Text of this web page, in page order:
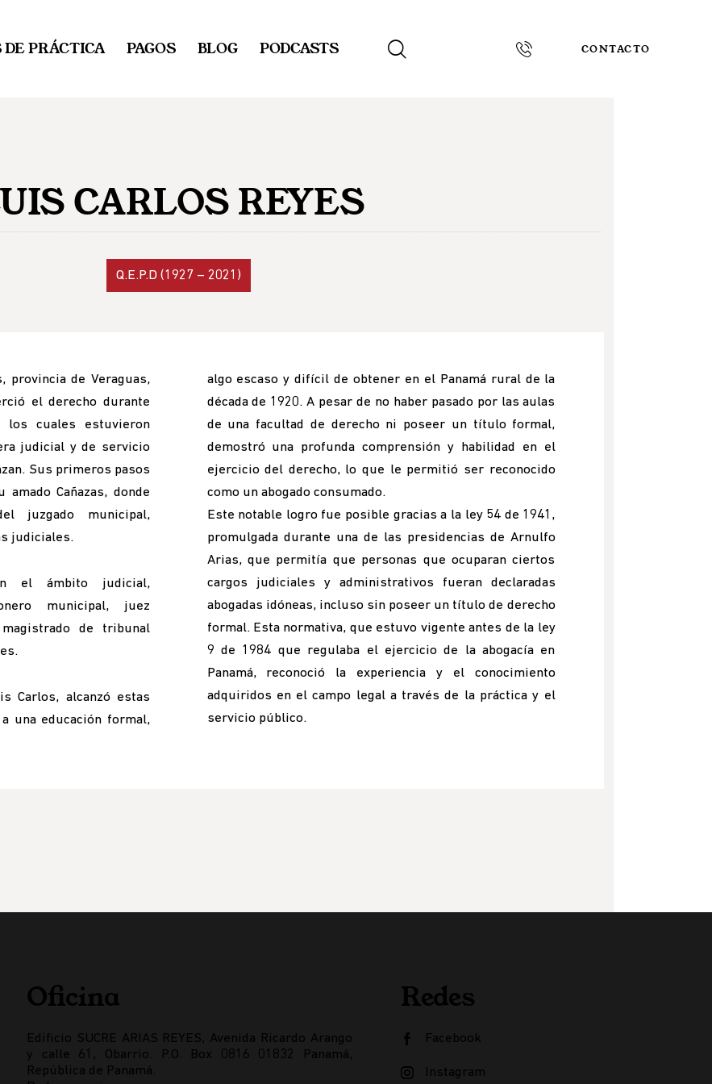
DE PRÁCTICA PAGOS BLOG PODCASTS CONTACTO
CARLOS REYES
Q.E.P.D (1927 – 2021)
provincia de Veraguas,
el derecho durante
cuales estuvieron
judicial y de servicio
Sus primeros pasos
Cañazas, donde
juzgado municipal,
judiciales.
el ámbito judicial,
municipal, juez
de tribunal
Carlos, alcanzó estas
una educación formal,
algo escaso y difícil de obtener en el Panamá rural de la
década de 1920. A pesar de no haber pasado por las aulas
de una facultad de derecho ni poseer un título formal,
demostró una profunda comprensión y habilidad en el
ejercicio del derecho, lo que le permitió ser reconocido
como un abogado consumado.
Este notable logro fue posible gracias a la ley 54 de 1941,
promulgada durante una de las presidencias de Arnulfo
Arias, que permitía que personas que ocuparan ciertos
cargos judiciales y administrativos fueran declaradas
abogadas idóneas, incluso sin poseer un título de derecho
formal. Esta normativa, que estuvo vigente antes de la ley
9 de 1984 que regulaba el ejercicio de la abogacía en
Panamá, reconoció la experiencia y el conocimiento
adquiridos en el campo legal a través de la práctica y el
servicio público.
Oficina
Edificio SUCRE ARIAS REYES, Avenida Ricardo Arango
y calle 61, Obarrio. P.O. Box 0816 01832 Panamá,
República de Panamá.
Redes
Facebook
Instagram